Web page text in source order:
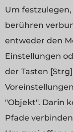
Um
berühren
entweder den
Einstellungen
der Tasten
"Objekt". Darin
Pfade